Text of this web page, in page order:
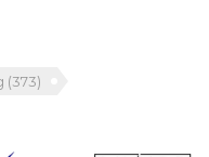
(373)